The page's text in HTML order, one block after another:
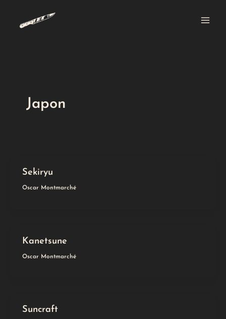
contenu
Japon
Sekiryu
Oscar Montmarché
Kanetsune
Oscar Montmarché
Suncraft